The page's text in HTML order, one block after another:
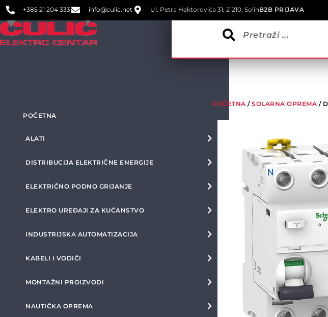
+385 21 204 333 info@culic.net Ul. Petra Hektorovića 31, 21210, SolinB2B PRIJAVA
POČETNA
ALATI
DISTRIBUCIJA ELEKTRIČNE ENERGIJE
ELEKTRIČNO PODNO GRIJANJE
ELEKTRO UREĐAJI ZA KUĆANSTVO
INDUSTRIJSKA AUTOMATIZACIJA
KABELI I VODIČI
MONTAŽNI PROIZVODI
NAUTIČKA OPREMA
POČETNA /SOLARNA OPREMA /